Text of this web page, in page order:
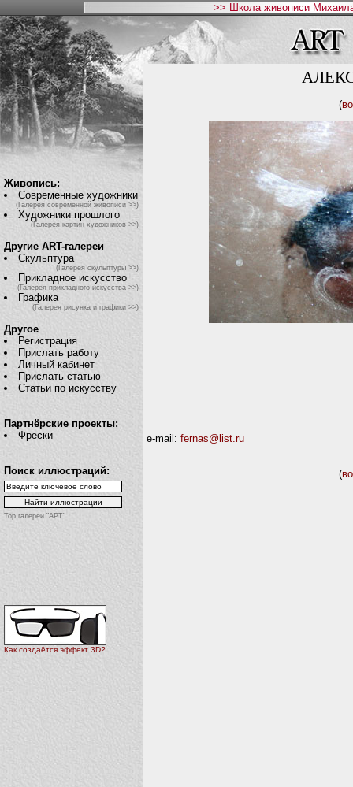
>> Школа живописи
Живопись:
Современные художники
(Галерея современной живописи >>)
Художники прошлого
(Галерея картин художников >>)
Другие ART-галереи
Скульптура
(Галерея скульптуры >>)
Прикладное искусство
(Галерея прикладного искусства >>)
Графика
(Галерея рисунка и графики >>)
Другое
Регистрация
Прислать работу
Личный кабинет
Прислать статью
Статьи по искусству
Партнёрские проекты:
Фрески
Поиск иллюстраций:
Top галереи "АРТ"
Как создаётся эффект 3D?
(
e-mail: fernas@list.ru
(